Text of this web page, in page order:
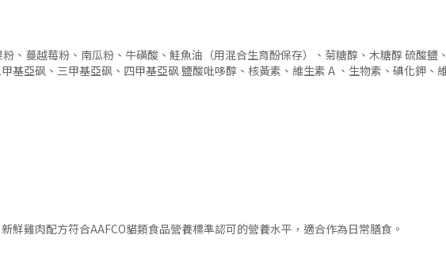
、蔓越莓粉、南瓜粉、牛磺酸、鮭魚油（用混合生育酚保存）、菊糖醇、木糖醇 硫酸
基亞砜、三甲基亞砜、四甲基亞砜 鹽酸吡哆醇、核黃素、維生素 A 、生物素、碘化鉀、
鮮雞肉配方符合AAFCO貓類食品營養標準認可的營養水平，適合作為日常膳食。